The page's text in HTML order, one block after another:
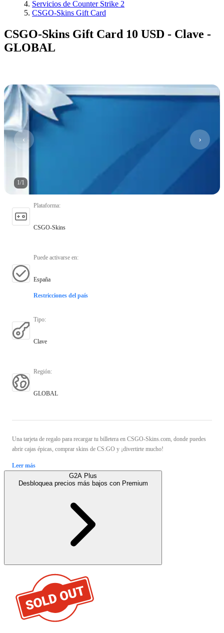
Servicios de Counter Strike 2
CSGO-Skins Gift Card
CSGO-Skins Gift Card 10 USD - Clave -
GLOBAL
1/1
Plataforma:
CSGO-Skins
Puede activarse en:
España
Restricciones del país
Tipo:
Clave
Región:
GLOBAL
Una tarjeta de regalo para recargar tu billetera en CSGO-Skins.com, donde puedes
abrir cajas épicas, comprar skins de CS:GO y ¡divertirte mucho!
Leer más
G2A Plus
Desbloquea precios más bajos con Premium